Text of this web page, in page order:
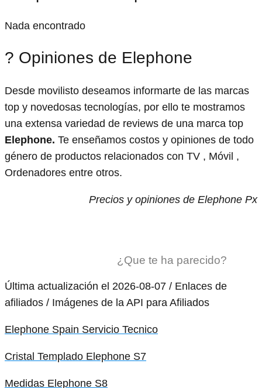
Nada encontrado
? Opiniones de Elephone
Desde movilisto deseamos informarte de las marcas
top y novedosas tecnologías, por ello te mostramos
una extensa variedad de reviews de una marca top
Elephone. Te enseñamos costos y opiniones de todo
género de productos relacionados con TV , Móvil ,
Ordenadores entre otros.
Precios y opiniones de Elephone Px
¿Que te ha parecido?
Última actualización el 2026-08-07 / Enlaces de
afiliados / Imágenes de la API para Afiliados
Elephone Spain Servicio Tecnico
Cristal Templado Elephone S7
Medidas Elephone S8